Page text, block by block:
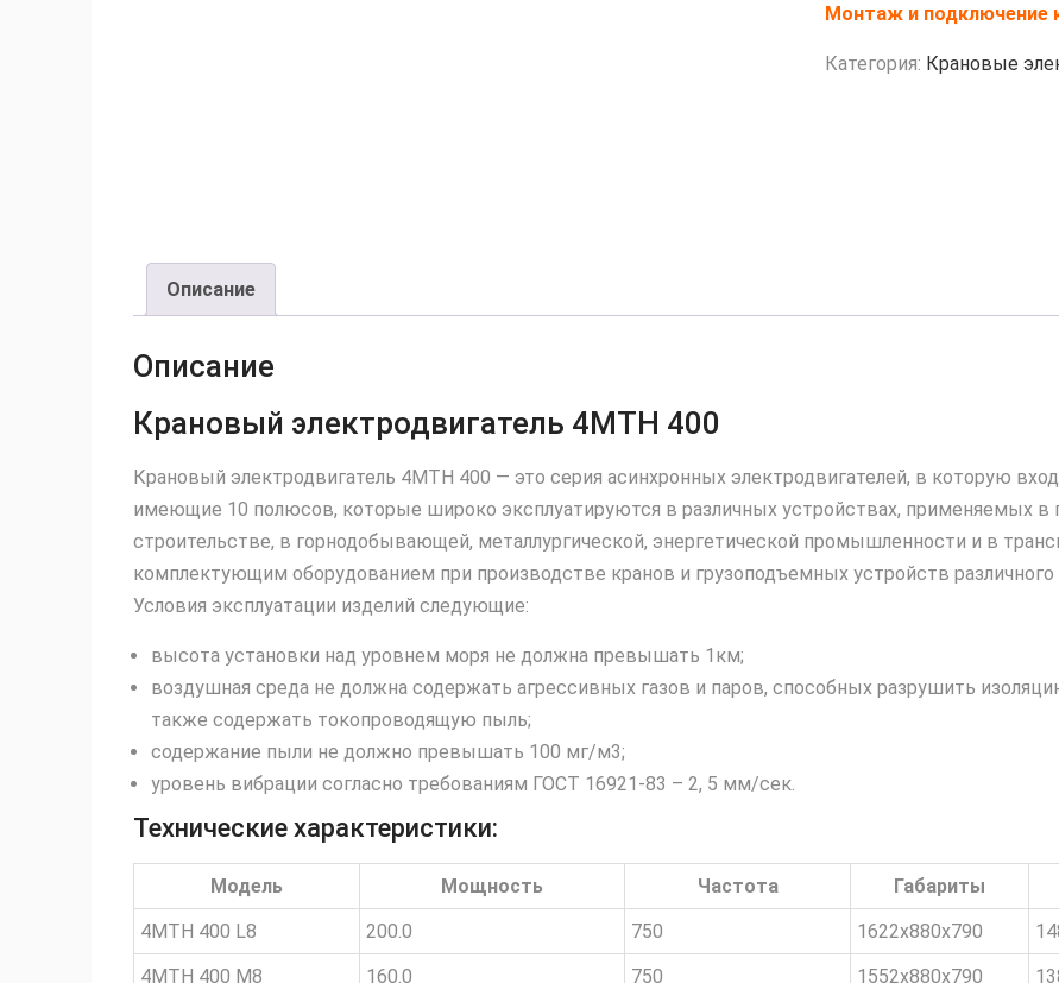
Монтаж и подключение
Категория: Крановые
Описание
Описание
Крановый электродвигатель 4MTH 400
Крановый электродвигатель 4MTH 400 — это серия асинхронных электродвигателей, в которую
имеющие 10 полюсов, которые широко эксплуатируются в различных устройствах, применяемых
строительстве, в горнодобывающей, металлургической, энергетической промышленности и в
комплектующим оборудованием при производстве кранов и грузоподъемных устройств различного
Условия эксплуатации изделий следующие:
высота установки над уровнем моря не должна превышать 1км;
воздушная среда не должна содержать агрессивных газов и паров, способных разрушить
также содержать токопроводящую пыль;
содержание пыли не должно превышать 100 мг/м3;
уровень вибрации согласно требованиям ГОСТ 16921-83 – 2, 5 мм/сек.
Технические характеристики:
Модель Мощность Частота Габариты
4MTH 400 L8
200.0 750 1622x880x790
4MTH 400 M8
160.0 750 1552x880x790